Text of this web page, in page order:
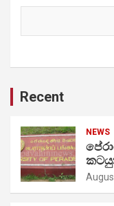
Recent
NEWS